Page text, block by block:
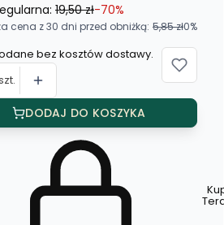
19,50 zł-70%
cena z 30 dni przed obniżką: 5,85 zł0%
bez kosztów dostawy.
DODAJ DO KOSZYKA
Szybki